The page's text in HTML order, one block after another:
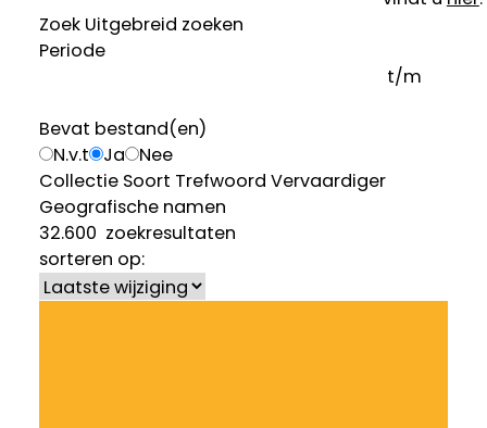
Zoek Uitgebreid zoeken
Periode
t/m
Bevat bestand(en)
N.v.t
Ja
Nee
Collectie Soort Trefwoord Vervaardiger
Geografische namen
32.600 zoekresultaten
sorteren op: